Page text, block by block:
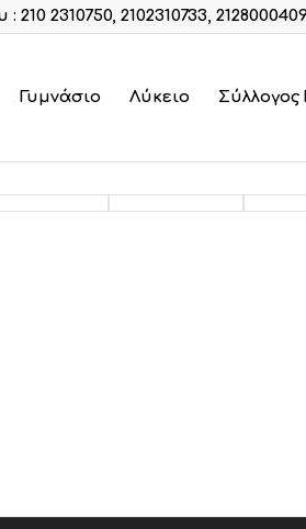
210 2310750, 2102310733,
Γυμνάσιο Λύκειο Σύλλογος